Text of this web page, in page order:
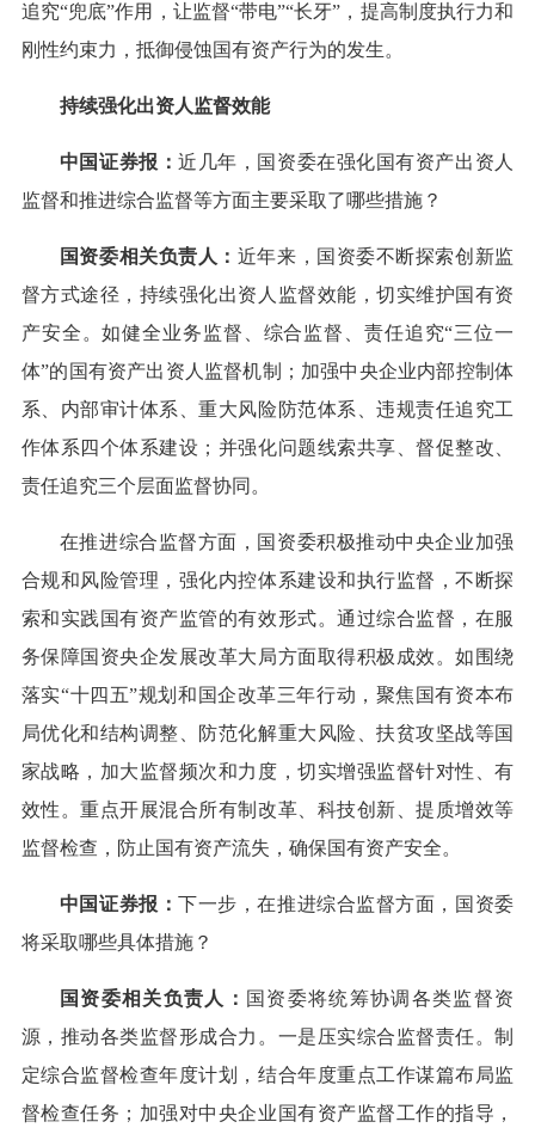
追究“兜底”作用，让监督“带电”“长牙”，提高制度执行力和
刚性约束力，抵御侵蚀国有资产行为的发生。
持续强化出资人监督效能
中国证券报：近几年，国资委在强化国有资产出资人
监督和推进综合监督等方面主要采取了哪些措施？
国资委相关负责人： 近年来，国资委不断探索创新监
督方式途径，持续强化出资人监督效能，切实维护国有资
产安全。如健全业务监督、综合监督、责任追究“三位一
体”的国有资产出资人监督机制；加强中央企业内部控制体
系、内部审计体系、重大风险防范体系、违规责任追究工
作体系四个体系建设；并强化问题线索共享、督促整改、
责任追究三个层面监督协同。
在推进综合监督方面，国资委积极推动中央企业加强
合规和风险管理，强化内控体系建设和执行监督，不断探
索和实践国有资产监管的有效形式。通过综合监督，在服
务保障国资央企发展改革大局方面取得积极成效。如围绕
落实“十四五”规划和国企改革三年行动，聚焦国有资本布
局优化和结构调整、防范化解重大风险、扶贫攻坚战等国
家战略，加大监督频次和力度，切实增强监督针对性、有
效性。重点开展混合所有制改革、科技创新、提质增效等
监督检查，防止国有资产流失，确保国有资产安全。
中国证券报：
下一步，在推进综合监督方面，国资委
将采取哪些具体措施？
国资委相关负责人： 国资委将统筹协调各类监督资
源，推动各类监督形成合力。一是压实综合监督责任。制
定综合监督检查年度计划，结合年度重点工作谋篇布局监
督检查任务；加强对中央企业国有资产监督工作的指导，